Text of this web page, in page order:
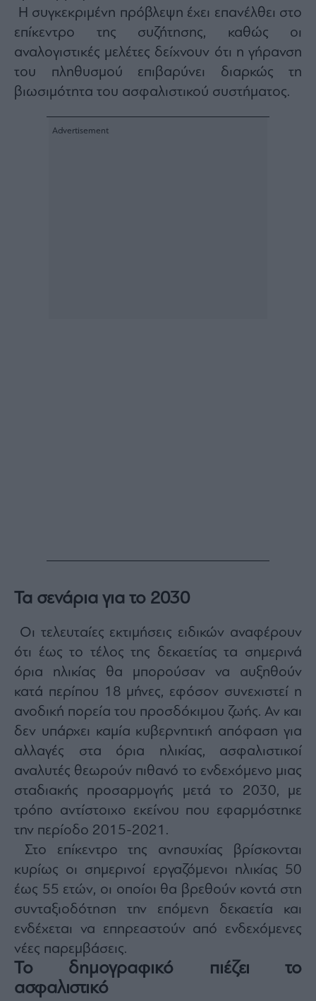
Η συγκεκριμένη πρόβλεψη έχει επανέλθει στο
επίκεντρο της συζήτησης, καθώς οι
αναλογιστικές μελέτες δείχνουν ότι η γήρανση
του πληθυσμού επιβαρύνει διαρκώς τη
βιωσιμότητα του ασφαλιστικού συστήματος.
Τα σενάρια για το 2030
Οι τελευταίες εκτιμήσεις ειδικών αναφέρουν
ότι έως το τέλος της δεκαετίας τα σημερινά
όρια ηλικίας θα μπορούσαν να αυξηθούν
κατά περίπου 18 μήνες, εφόσον συνεχιστεί η
ανοδική πορεία του προσδόκιμου ζωής. Αν και
δεν υπάρχει καμία κυβερνητική απόφαση για
αλλαγές στα όρια ηλικίας, ασφαλιστικοί
αναλυτές θεωρούν πιθανό το ενδεχόμενο μιας
σταδιακής προσαρμογής μετά το 2030, με
τρόπο αντίστοιχο εκείνου που εφαρμόστηκε
την περίοδο 2015-2021.
Στο επίκεντρο της ανησυχίας βρίσκονται
κυρίως οι σημερινοί εργαζόμενοι ηλικίας 50
έως 55 ετών, οι οποίοι θα βρεθούν κοντά στη
συνταξιοδότηση την επόμενη δεκαετία και
ενδέχεται να επηρεαστούν από ενδεχόμενες
νέες παρεμβάσεις.
Το δημογραφικό πιέζει το
ασφαλιστικό